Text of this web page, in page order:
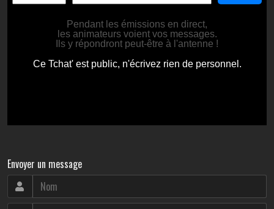
Envoyer un message